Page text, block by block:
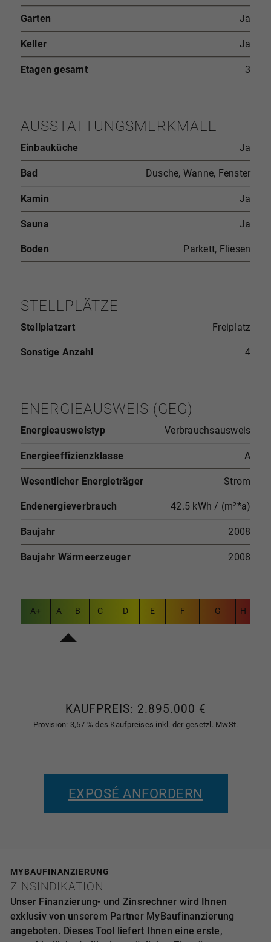
Garten Ja
Keller Ja
Etagen gesamt 3
AUSSTATTUNGSMERKMALE
Einbauküche Ja
Bad Dusche, Wanne, Fenster
Kamin Ja
Sauna Ja
Boden Parkett, Fliesen
STELLPLÄTZE
Stellplatzart Freiplatz
Sonstige Anzahl 4
ENERGIEAUSWEIS (GEG)
Energieausweistyp Verbrauchsausweis
Energieeffizienzklasse A
Wesentlicher Energieträger Strom
Endenergieverbrauch 42.5 kWh / (m²*a)
Baujahr 2008
Baujahr Wärmeerzeuger 2008
A+ A B C D E F G H
KAUFPREIS: 2.895.000 €
Provision: 3,57 % des Kaufpreises inkl. der gesetzl. MwSt.
EXPOSÉ ANFORDERN
MYBAUFINANZIERUNG
ZINSINDIKATION
Unser Finanzierung- und Zinsrechner wird Ihnen
exklusiv von unserem Partner MyBaufinanzierung
angeboten. Dieses Tool liefert Ihnen eine erste,